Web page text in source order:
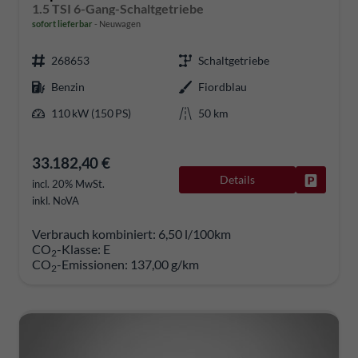
1.5 TSI 6-Gang-Schaltgetriebe
sofort lieferbar Neuwagen
268653
Schaltgetriebe
Benzin
Fiordblau
110 kW (150 PS)
50 km
33.182,40 €
incl. 20% MwSt.
inkl. NoVA
Details
Verbrauch kombiniert: 6,50 l/100km
CO2-Klasse: E
CO2-Emissionen: 137,00 g/km